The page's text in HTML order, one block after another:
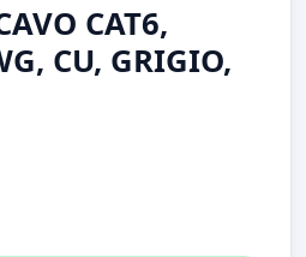
CAT6,
CU, GRIGIO,